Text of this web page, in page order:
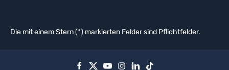
Die mit einem Stern (*) markierten Felder sind Pflichtfelder.